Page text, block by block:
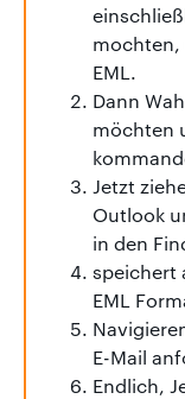
mochten,
EML.
Dann
möchten
Jetzt
Outlook
in den
speichert
EML
E-Mail
Endlich,